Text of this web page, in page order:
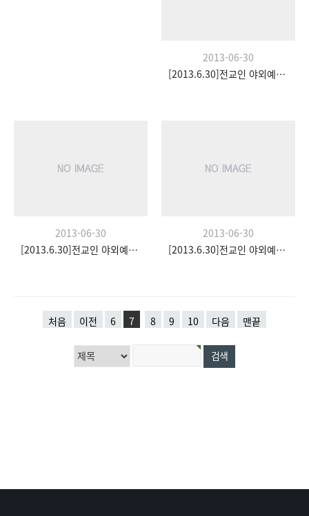
2013-06-30
[2013.6.30]전교인 야외예배- 팀수양관
2013-06-30
[2013.6.30]전교인 야외예배- 팀수양관
2013-06-30
[2013.6.30]전교인 야외예배- 팀수양관
처음 이전 6 7 8 9 10 다음 맨끝